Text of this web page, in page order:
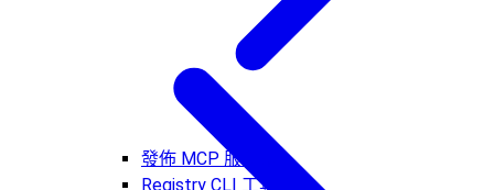
發佈 MCP 服務器
Registry CLI 工具